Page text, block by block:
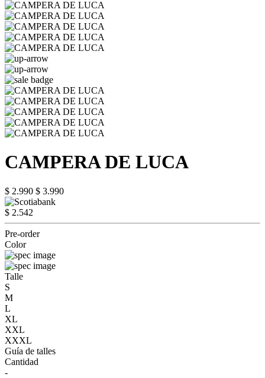
CAMPERA DE LUCA
$ 2.990 $ 3.990
$ 2.542
Pre-order
Color
Talle
S
M
L
XL
XXL
XXXL
Guía de talles
Cantidad
-